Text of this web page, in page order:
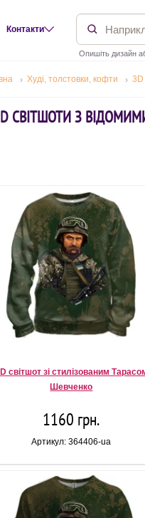
Контакти
Опишіть дизайн
Худі, толстовки, кофти 3D
СВІТШОТИ З
світшот зі стилізованим
Шевченко
1160 грн.
Артикул: 364406-ua